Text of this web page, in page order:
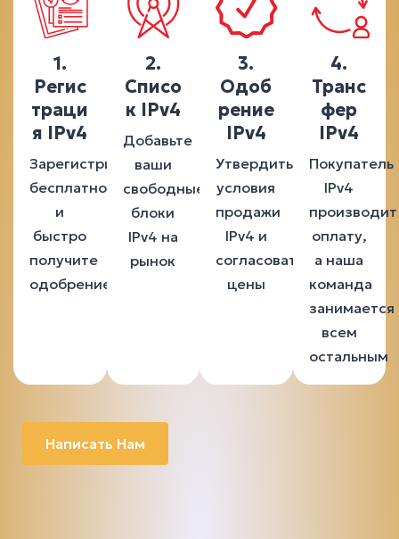
1.
Регис
траци
я IPv4
Зарегистрируйтесь
бесплатно
и
быстро
получите
одобрение
2.
Списо
к IPv4
Добавьте
ваши
свободные
блоки
IPv4 на
рынок
3.
Одоб
рение
IPv4
Утвердить
условия
продажи
IPv4 и
согласовать
цены
4.
Транс
фер
IPv4
Покупатель
IPv4
производит
оплату,
а наша
команда
занимается
всем
остальным
Написать Нам